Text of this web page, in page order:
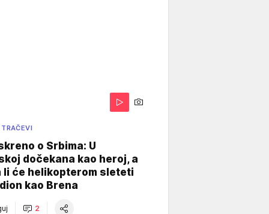
o Srbima: U
dočekana kao heroj, a
li će helikopterom sleteti
kao Brena
2